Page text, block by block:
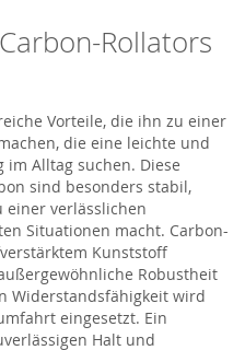
Rollators
Vorteile, die ihn zu einer
die eine leichte und
Alltag suchen. Diese
sind besonders stabil,
einer verlässlichen
Situationen macht. Carbon-
Kunststoff
Robustheit
Widerstandsfähigkeit wird
eingesetzt. Ein
Halt und